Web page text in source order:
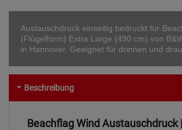
Austauschdruck einseitig bedruckt für
(Flügelform) Extra Large (490 cm) von
in Hannover. Geeignet für drinnen und
Beschreibung
Beachflag Wind Austauschdruck